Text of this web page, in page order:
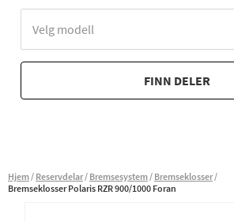
FINN DELER
Hjem Reservdelar Bremsesystem Bremseklosser
Bremseklosser Polaris RZR 900/1000 Foran